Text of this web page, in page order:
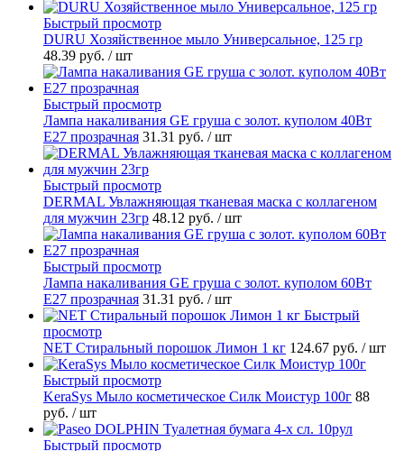
Быстрый просмотр
DURU Хозяйственное мыло Универсальное, 125 гр
48.39 руб. / шт
Быстрый просмотр
Лампа накаливания GE груша с золот. куполом 40Вт
Е27 прозрачная 31.31 руб. / шт
Быстрый просмотр
DERMAL Увлажняющая тканевая маска с коллагеном
для мужчин 23гр 48.12 руб. / шт
Быстрый просмотр
Лампа накаливания GE груша с золот. куполом 60Вт
Е27 прозрачная 31.31 руб. / шт
Быстрый
просмотр
NET Стиральный порошок Лимон 1 кг 124.67 руб. / шт
Быстрый просмотр
KeraSys Мыло косметическое Силк Моистур 100г 88
руб. / шт
Быстрый просмотр